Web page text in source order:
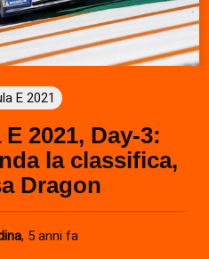
E 2021
2021, Day-3:
la classifica,
Dragon
, 5 anni fa